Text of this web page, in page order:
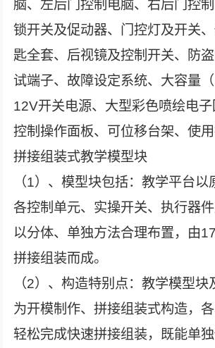
脑、左后门控制电脑、右后门控
锁开关及促动器、门控灯及开关
匙全套、后视镜及控制开关、防
试端子、故障设定系统、大容量
12V开关电源、大型彩色喷绘电子
控制操作面板、可位移台架、使用
拼接组装式教学模型块
（1）、模型块包括：教学平台
各控制单元、实操开关、执行器
以分体、单独方法合理布置，由
拼接组装而成。
（2）、构造特别点：教学模型块
为开模制作、拼接组装式构造，各
轻松完成快速拼接组装，既能单